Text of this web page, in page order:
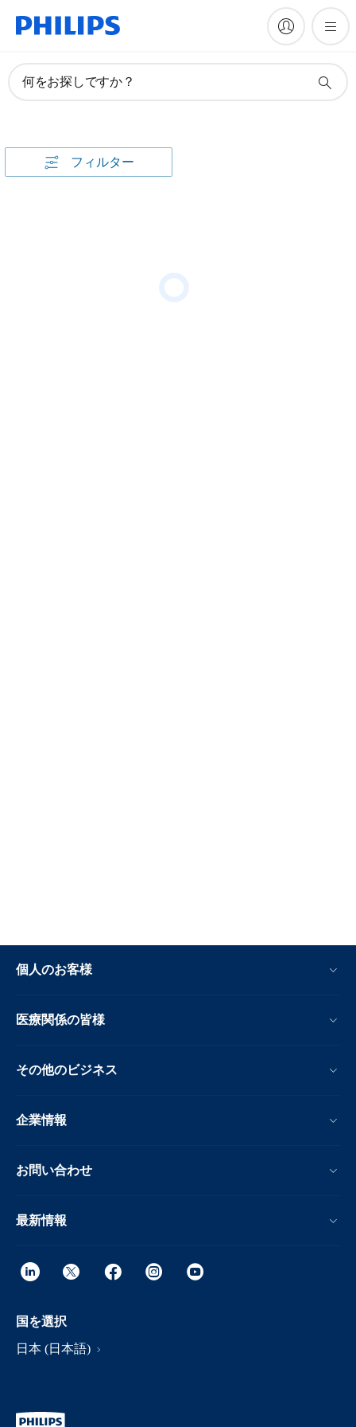
何をお探しですか？
フィルター
個人のお客様
医療関係の皆様
その他のビジネス
企業情報
お問い合わせ
最新情報
国を選択
日本 (日本語)